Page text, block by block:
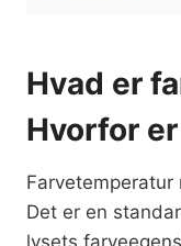
Hvad er
Hvorfor
Farvetemperatur
Det er en
lysets